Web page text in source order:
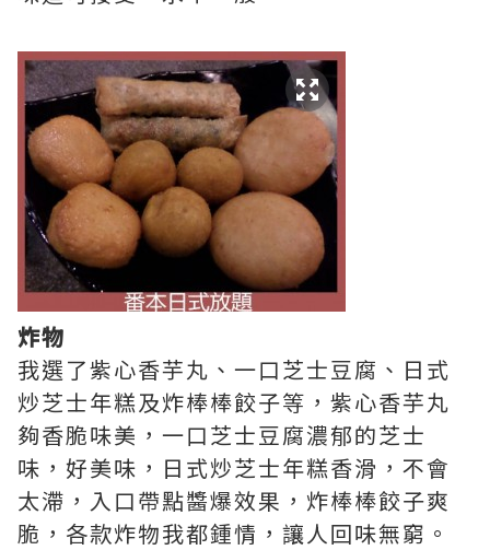
炸物
我選了紫心香芋丸、一口芝士豆腐、日式
炒芝士年糕及炸棒棒餃子等，紫心香芋丸
夠香脆味美，一口芝士豆腐濃郁的芝士
味，好美味，日式炒芝士年糕香滑，不會
太滯，入口帶點醬爆效果，炸棒棒餃子爽
脆，各款炸物我都鍾情，讓人回味無窮。